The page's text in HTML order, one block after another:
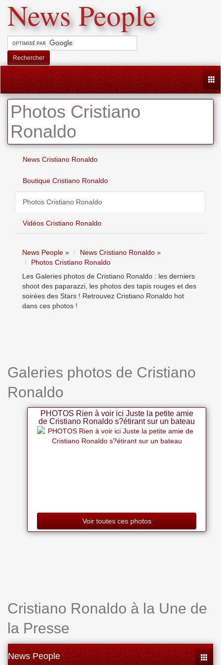
News People
Rechercher
Photos Cristiano
Ronaldo
News Cristiano Ronaldo
Boutique Cristiano Ronaldo
Photos Cristiano Ronaldo
Vidéos Cristiano Ronaldo
News People » News Cristiano Ronaldo »
Photos Cristiano Ronaldo
Les Galeries photos de Cristiano Ronaldo : les derniers
shoot des paparazzi, les photos des tapis rouges et des
soirées des Stars ! Retrouvez Cristiano Ronaldo hot
dans ces photos !
Galeries photos de Cristiano
Ronaldo
PHOTOS Rien à voir ici Juste la petite amie
de Cristiano Ronaldo s?étirant sur un bateau
Voir toutes ces photos
Cristiano Ronaldo à la Une de
la Presse
News People